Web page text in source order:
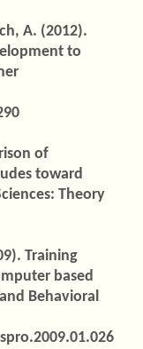
A. (2012).
to
of
toward
Theory
Training
based
Behavioral